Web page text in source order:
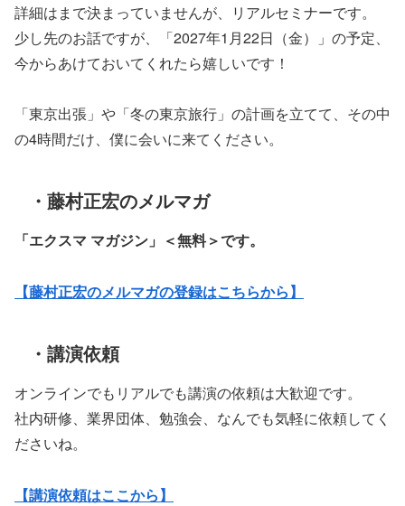
詳細はまで決まっていませんが、リアルセミナーです。
少し先のお話ですが、「2027年1月22日（金）」の予定、
今からあけておいてくれたら嬉しいです！
「東京出張」や「冬の東京旅行」の計画を立てて、その中
の4時間だけ、僕に会いに来てください。
・藤村正宏のメルマガ
「エクスマ マガジン」 ＜無料＞です。
【藤村正宏のメルマガの登録はこちらから】
・講演依頼
オンラインでもリアルでも講演の依頼は大歓迎です。
社内研修、業界団体、勉強会、なんでも気軽に依頼してく
ださいね。
【講演依頼はここから】